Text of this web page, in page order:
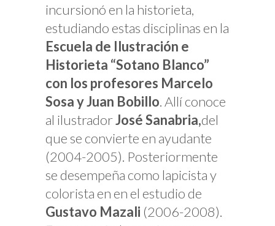
incursionó en la historieta,
estudiando estas disciplinas en la
Escuela de Ilustración e
Historieta “Sotano Blanco”
con los profesores Marcelo
Sosa y Juan Bobillo. Allí conoce
al ilustradorJosé Sanabria,del
que se convierte en ayudante
(2004-2005). Posteriormente
se desempeña como lapicista y
colorista en en el estudio de
Gustavo Mazali (2006-2008).